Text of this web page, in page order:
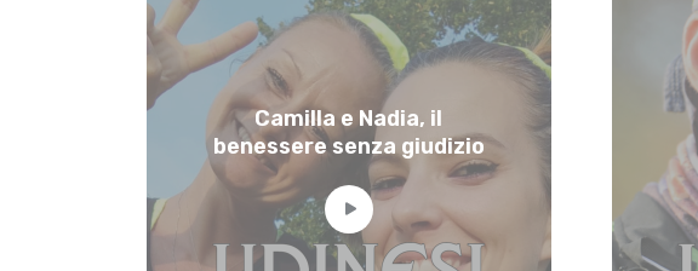
Camilla e Nadia, il
benessere senza giudizio